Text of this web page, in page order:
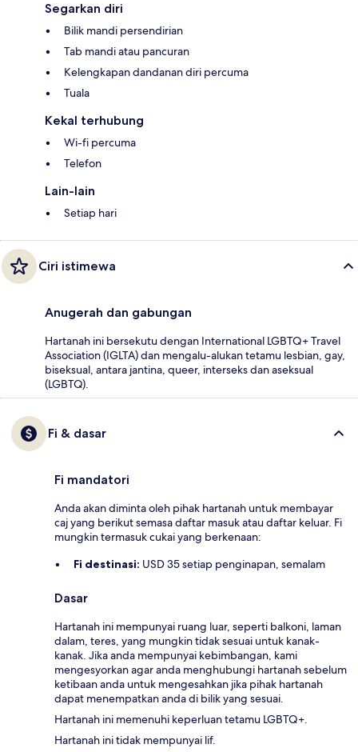
Segarkan diri
Bilik mandi persendirian
Tab mandi atau pancuran
Kelengkapan dandanan diri percuma
Tuala
Kekal terhubung
Wi-fi percuma
Telefon
Lain-lain
Setiap hari
Ciri istimewa
Anugerah dan gabungan
Hartanah ini bersekutu dengan International LGBTQ+ Travel
Association (IGLTA) dan mengalu-alukan tetamu lesbian, gay,
biseksual, antara jantina, queer, interseks dan aseksual
(LGBTQ).
Fi & dasar
Fi mandatori
Anda akan diminta oleh pihak hartanah untuk membayar
caj yang berikut semasa daftar masuk atau daftar keluar. Fi
mungkin termasuk cukai yang berkenaan:
Fi destinasi: USD 35 setiap penginapan, semalam
Dasar
Hartanah ini mempunyai ruang luar, seperti balkoni, laman
dalam, teres, yang mungkin tidak sesuai untuk kanak-
kanak. Jika anda mempunyai kebimbangan, kami
mengesyorkan agar anda menghubungi hartanah sebelum
ketibaan anda untuk mengesahkan jika pihak hartanah
dapat menempatkan anda di bilik yang sesuai.
Hartanah ini memenuhi keperluan tetamu LGBTQ+.
Hartanah ini tidak mempunyai lif.